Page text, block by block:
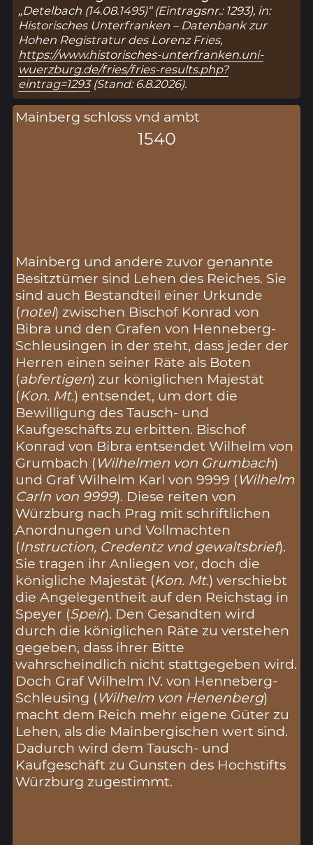
„Detelbach (14.08.1495)“ (Eintragsnr.: 1293), in:
Historisches Unterfranken – Datenbank zur
Hohen Registratur des Lorenz Fries,
https://www.historisches-unterfranken.uni-
wuerzburg.de/fries/fries-results.php?
eintrag=1293(Stand: 6.8.2026).
Mainberg schloss vnd ambt
1540
Mainberg und andere zuvor genannte
Besitztümer sind Lehen des Reiches. Sie
sind auch Bestandteil einer Urkunde
(notel) zwischen Bischof Konrad von
Bibra und den Grafen von Henneberg-
Schleusingen in der steht, dass jeder der
Herren einen seiner Räte als Boten
(abfertigen) zur königlichen Majestät
(Kon. Mt.) entsendet, um dort die
Bewilligung des Tausch- und
Kaufgeschäfts zu erbitten. Bischof
Konrad von Bibra entsendet Wilhelm von
Grumbach (Wilhelmen von Grumbach)
und Graf Wilhelm Karl von 9999 (Wilhelm
Carln von 9999). Diese reiten von
Würzburg nach Prag mit schriftlichen
Anordnungen und Vollmachten
(Instruction, Credentz vnd gewaltsbrief).
Sie tragen ihr Anliegen vor, doch die
königliche Majestät (Kon. Mt.) verschiebt
die Angelegentheit auf den Reichstag in
Speyer (Speir). Den Gesandten wird
durch die königlichen Räte zu verstehen
gegeben, dass ihrer Bitte
wahrscheindlich nicht stattgegeben wird.
Doch Graf Wilhelm IV. von Henneberg-
Schleusing (Wilhelm von Henenberg)
macht dem Reich mehr eigene Güter zu
Lehen, als die Mainbergischen wert sind.
Dadurch wird dem Tausch- und
Kaufgeschäft zu Gunsten des Hochstifts
Würzburg zugestimmt.